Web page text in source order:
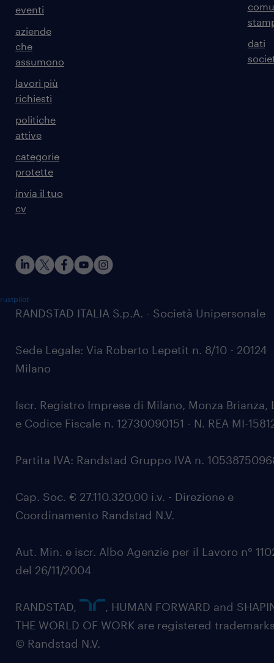
eventi
aziende
che
assumono
lavori più
richiesti
politiche
attive
categorie
protette
invia il tuo
cv
dati
RANDSTAD ITALIA S.p.A. - Società Unipersonale
Sede Legale: Via Roberto Lepetit n. 8/10 - 20124
Milano
Iscr. Registro Imprese di Milano, Monza Brianza,
e Codice Fiscale n. 12730090151 - N. REA MI-
Partita IVA: Randstad Gruppo IVA n.
Cap. Soc. € 27.110.320,00 i.v. - Direzione e
Coordinamento Randstad N.V.
Aut. Min. e iscr. Albo Agenzie per il Lavoro n°
del 26/11/2004
RANDSTAD,
, HUMAN FORWARD and
THE WORLD OF WORK are registered
© Randstad N.V.